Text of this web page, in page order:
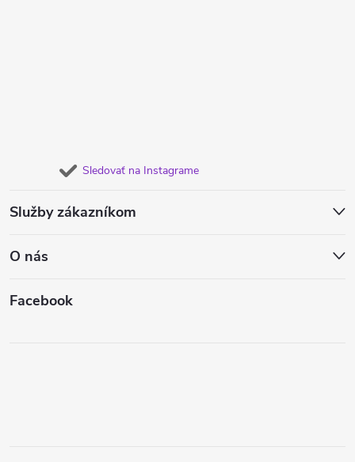
Sledovať na Instagrame
Služby zákazníkom
O nás
Facebook